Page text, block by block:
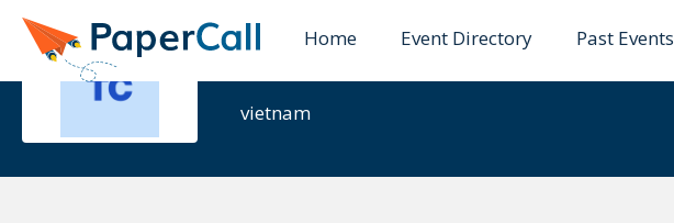
Home Event Directory Past Events
TechGuide Center
vietnam